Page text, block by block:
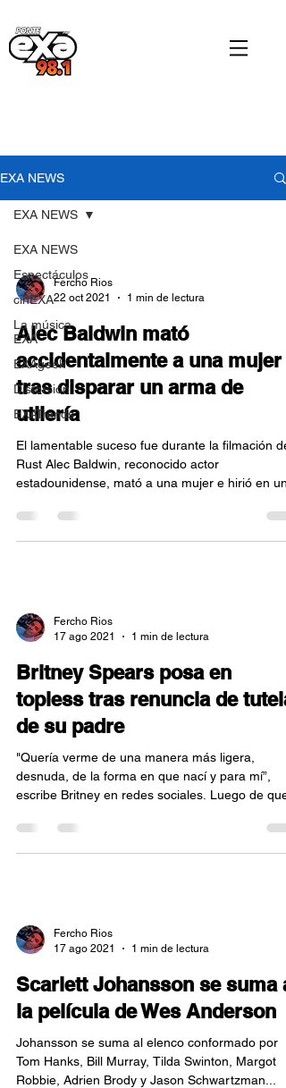
EXA NEWS
EXA NEWS
Espectáculos
cinEXA
La música
EXA
EXAgeek
Distorsión
EXATrends
EXA NEWS
Fercho Rios
22 oct 2021
1 min de lectura
Alec Baldwin mató
accidentalmente a una mujer
tras disparar un arma de
utilería
El lamentable suceso fue durante la filmación de
Rust Alec Baldwin, reconocido actor
estadounidense, mató a una mujer e hirió en
Fercho Rios
17 ago 2021
1 min de lectura
Britney Spears posa en
topless tras renuncia de tutela
de su padre
"Quería verme de una manera más ligera,
desnuda, de la forma en que nací y para mí”,
escribe Britney en redes sociales. Luego de que
Fercho Rios
17 ago 2021
1 min de lectura
Scarlett Johansson se suma a
la película de Wes Anderson
Johansson se suma al elenco conformado por
Tom Hanks, Bill Murray, Tilda Swinton, Margot
Robbie, Adrien Brody y Jason Schwartzman...